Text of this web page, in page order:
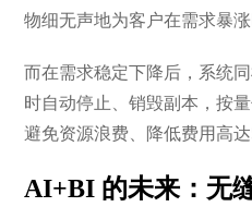
物细无声地为客户在需求暴
而在需求稳定下降后，系统
时自动停止、销毁副本，按
避免资源浪费、降低费用高达
AI+BI 的未来：无